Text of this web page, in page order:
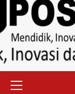
Menu